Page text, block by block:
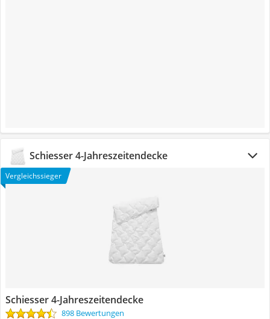
Schiesser 4-Jahreszeitendecke
Vergleichssieger
Schiesser 4-Jahreszeitendecke
898 Bewertungen